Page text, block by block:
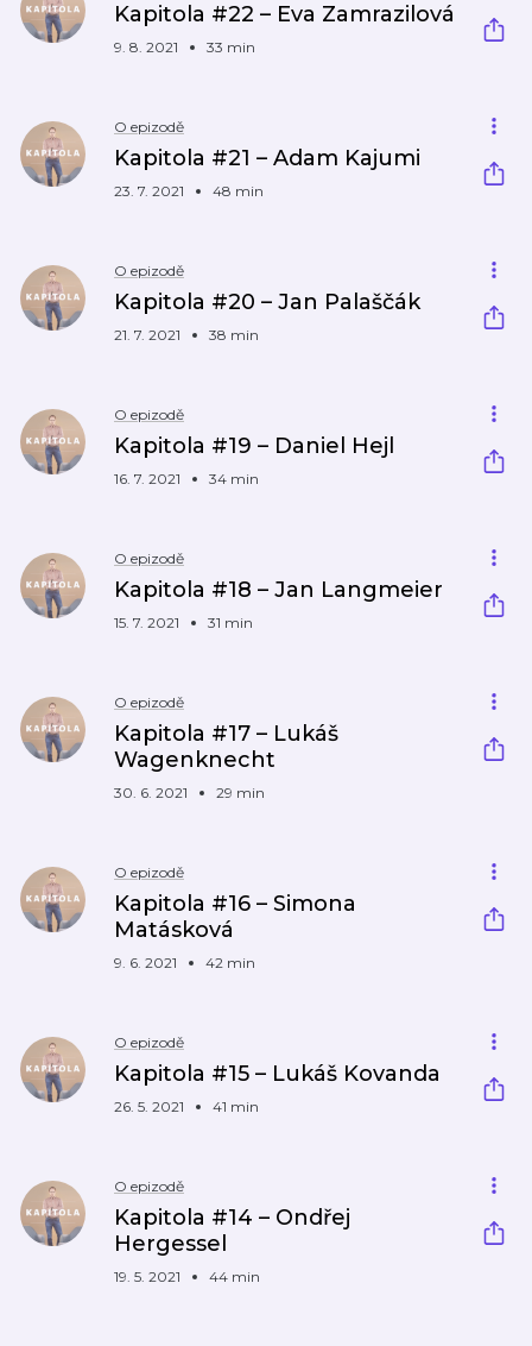
Kapitola #22 – Eva Zamrazilová
9. 8. 2021 33 min
O epizodě
Kapitola #21 – Adam Kajumi
23. 7. 2021 48 min
O epizodě
Kapitola #20 – Jan Palaščák
21. 7. 2021 38 min
O epizodě
Kapitola #19 – Daniel Hejl
16. 7. 2021 34 min
O epizodě
Kapitola #18 – Jan Langmeier
15. 7. 2021 31 min
O epizodě
Kapitola #17 – Lukáš
Wagenknecht
30. 6. 2021 29 min
O epizodě
Kapitola #16 – Simona
Matásková
9. 6. 2021 42 min
O epizodě
Kapitola #15 – Lukáš Kovanda
26. 5. 2021 41 min
O epizodě
Kapitola #14 – Ondřej
Hergessel
19. 5. 2021 44 min